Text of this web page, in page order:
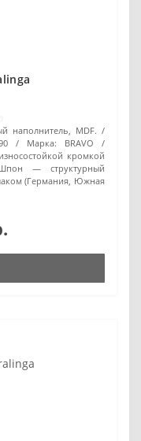
наполнитель, MDF.
Марка:
BRAVO
кромкой
— структурный
(Германия, Южная